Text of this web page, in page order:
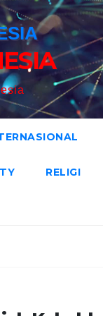
RELIGI